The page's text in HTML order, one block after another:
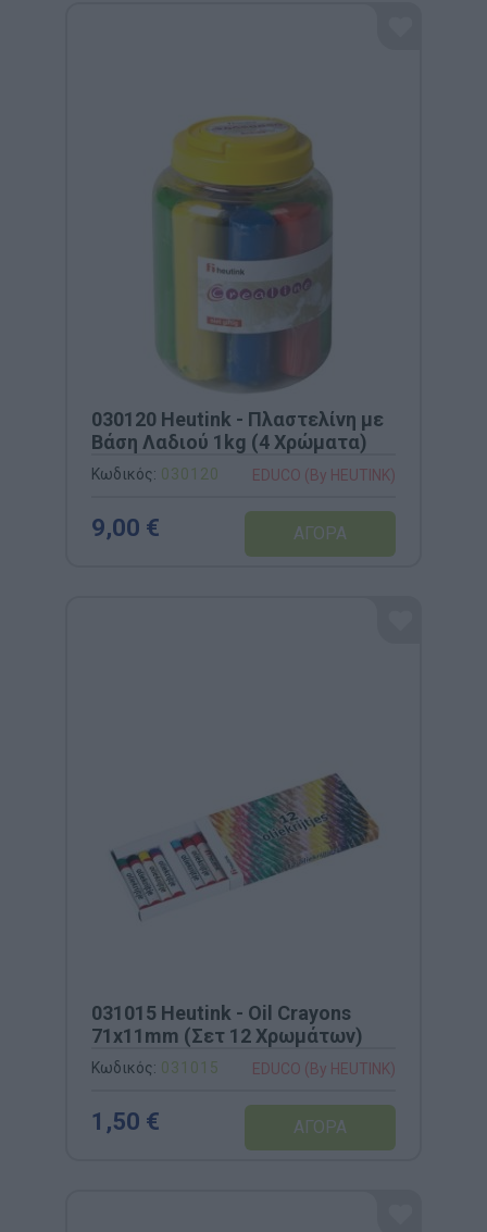
030120 Heutink - Πλαστελίνη με
Βάση Λαδιού 1kg (4 Χρώματα)
Κωδικός: 030120 EDUCO (By HEUTINK)
9,00 €
031015 Heutink - Oil Crayons
71x11mm (Σετ 12 Χρωμάτων)
Κωδικός: 031015 EDUCO (By HEUTINK)
1,50 €